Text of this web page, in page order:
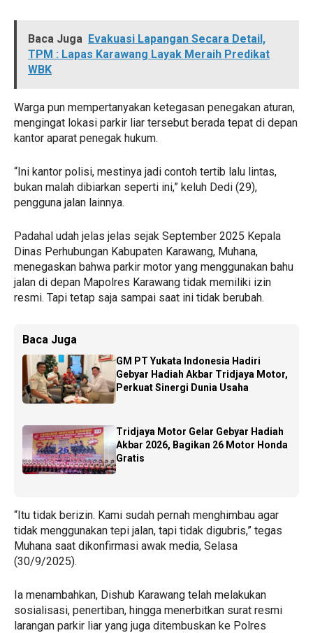
Baca Juga Evakuasi Lapangan Secara Detail,
TPM : Lapas Karawang Layak Meraih Predikat
WBK
Warga pun mempertanyakan ketegasan penegakan aturan,
mengingat lokasi parkir liar tersebut berada tepat di depan
kantor aparat penegak hukum.
“Ini kantor polisi, mestinya jadi contoh tertib lalu lintas,
bukan malah dibiarkan seperti ini,” keluh Dedi (29),
pengguna jalan lainnya.
Padahal udah jelas jelas sejak September 2025 Kepala
Dinas Perhubungan Kabupaten Karawang, Muhana,
menegaskan bahwa parkir motor yang menggunakan bahu
jalan di depan Mapolres Karawang tidak memiliki izin
resmi. Tapi tetap saja sampai saat ini tidak berubah.
Baca Juga
GM PT Yukata Indonesia Hadiri
Gebyar Hadiah Akbar Tridjaya Motor,
Perkuat Sinergi Dunia Usaha
Tridjaya Motor Gelar Gebyar Hadiah
Akbar 2026, Bagikan 26 Motor Honda
Gratis
“Itu tidak berizin. Kami sudah pernah menghimbau agar
tidak menggunakan tepi jalan, tapi tidak digubris,” tegas
Muhana saat dikonfirmasi awak media, Selasa
(30/9/2025).
Ia menambahkan, Dishub Karawang telah melakukan
sosialisasi, penertiban, hingga menerbitkan surat resmi
larangan parkir liar yang juga ditembuskan ke Polres